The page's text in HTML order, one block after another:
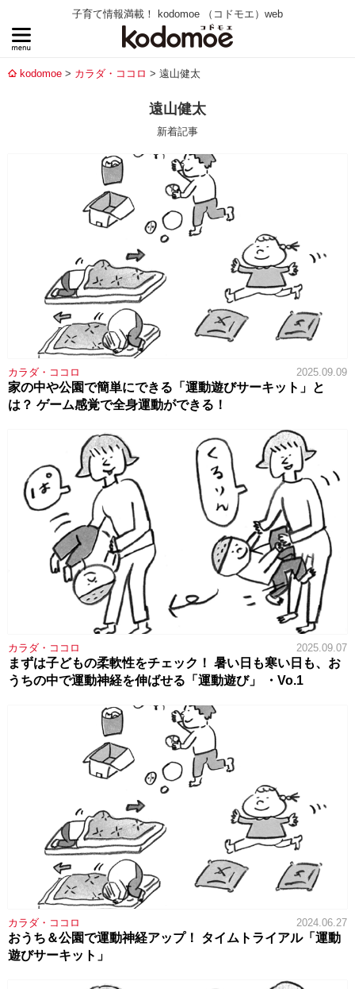
子育て情報満載！ kodomoe （コドモエ）web
kodomoe カラダ・ココロ 遠山健太
遠山健太
新着記事
カラダ・ココロ 2025.09.09
家の中や公園で簡単にできる「運動遊びサーキット」と
は？ ゲーム感覚で全身運動ができる！
カラダ・ココロ 2025.09.07
まずは子どもの柔軟性をチェック！ 暑い日も寒い日も、お
うちの中で運動神経を伸ばせる「運動遊び」 ・Vo.1
カラダ・ココロ 2024.06.27
おうち＆公園で運動神経アップ！ タイムトライアル「運動
遊びサーキット」